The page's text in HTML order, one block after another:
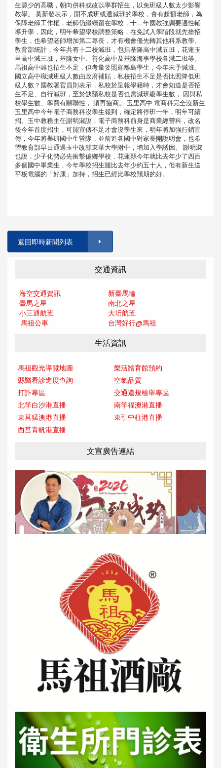
生源少的高職，朝向併科或改以學群招生，以免班級人數太少影響
教學。 黃新發表示，開不成班或遭減班的學校，會有超額老師，為
保障老師工作權，老師仍繼續留在學校，十二年國教強調要適性輔
導升學，因此，明年希望學校調整策略，在免試入學階段就先搶招
學生，也希望老師增加第二專長，才有機會優先轉其他科系教學。
教育部統計，今年共有十二校減班，包括基隆高中減五班，花蓮玉
里高中減三班，基隆女中、善化高中及基隆海事學校各減二班等。
馬祖高中雖也招生不足，但考量要照顧離島學生，今年未予減班。
國立高中職減班級人數由政府補貼，私校招生不足是否比照降低班
級人數？國教署官員則表示，私校於呈報學籍時，才會知道是否招
生不足、自行減班，至於缺額私校是否也需減班級學生數， 因與私
校學生數、學費有關聯性， 須再協商。 玉里高中 電商科完全沒新生
玉里高中今年電子商務科沒學生報到，確定將停班一年，明年可續
招。玉中教務主任謝明淑說，電子商務科前身是商業經營科，改名
後今年首度招生，可能宣傳不足才會沒學生來，明年將加強行銷宣
傳，今年將舉辦國中生營隊，並前進各國中對家長開說明會，也希
望教育部早日通過玉中改隸東華大學附中，增加入學誘因。 謝明淑
也說，少子化勢必先衝擊偏鄉學校，花蓮縣今年就比去年少了四百
多個國中畢業生，今年學校招生雖比去年少約五十人，但有新生送
平板電腦的「好康」加持，招生已經比學校預期的好。
返回即時新聞列表
交通資訊
海空交通資訊
新臺馬輪
臺馬之星
南北之星
小三通航班
大坵航班
馬祖公車
台灣好行@馬祖
生活資訊
馬祖觀光導覽地圖
樂活體育館預約
縣醫看診進度查詢
空氣品質
打詐專區
交通違規檢舉專區
北竿白沙港直播
南竿福澳港直播
東莒猛澳港直播
東引中柱港直播
西莒青帆港直播
文宣廣告連結